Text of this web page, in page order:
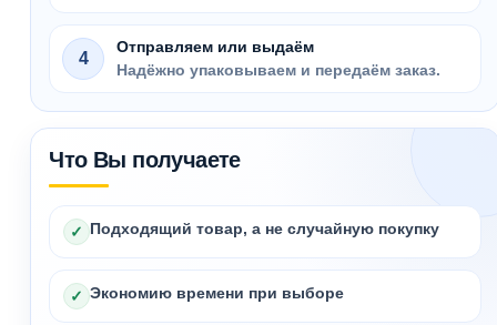
4
Отправляем или выдаём
Надёжно упаковываем и передаём заказ.
Что Вы получаете
✓ Подходящий товар, а не случайную покупку
✓ Экономию времени при выборе